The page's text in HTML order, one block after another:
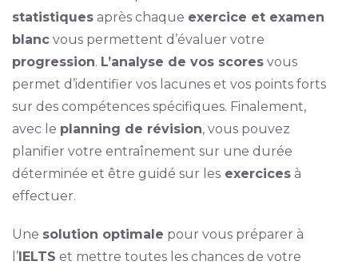
statistiquesaprès chaque exercice et examen
blancvous permettent d’évaluer votre
progression. L’analyse de vos scoresvous
permet d’identifier vos lacunes et vos points forts
sur des compétences spécifiques. Finalement,
avec le planning de révision, vous pouvez
planifier votre entraînement sur une durée
déterminée et être guidé sur lesexercicesà
effectuer.
Une solution optimale pour vous préparer à
l’IELTS et mettre toutes les chances de votre